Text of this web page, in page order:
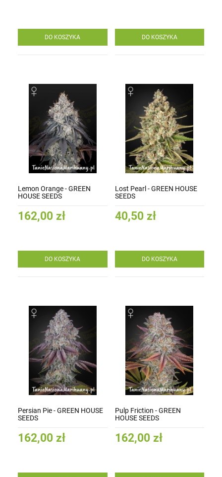
DO KOSZYKA DO KOSZYKA
Lemon Orange - GREEN
HOUSE SEEDS
162,00 zł
DO KOSZYKA
Lost Pearl - GREEN HOUSE
SEEDS
40,50 zł
DO KOSZYKA
Persian Pie - GREEN HOUSE
SEEDS
162,00 zł
Pulp Friction - GREEN
HOUSE SEEDS
162,00 zł